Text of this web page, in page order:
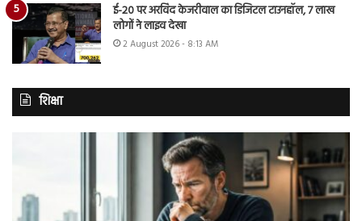
ई-20 पर अरविंद केजरीवाल का डिजिटल टाउनहॉल, 7 लाख
लोगों ने लाइव देखा
2 August 2026 - 8:13 AM
शिक्षा